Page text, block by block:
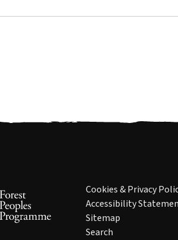
Cookies & Privacy
Accessibility
Sitemap
Search